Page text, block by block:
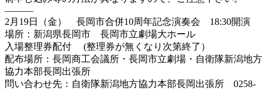
———
2月19日（金） 長岡市合併10周年記念演奏会 18:30開演
場所：新潟県長岡市 長岡市立劇場大ホール
入場整理券配付 (整理券が無くなり次第終了）
配布場所：長岡商工会議所・長岡市立劇場・自衛隊新潟地方
協力本部長岡出張所
問い合わせ先：自衛隊新潟地方協力本部長岡出張所 0258-